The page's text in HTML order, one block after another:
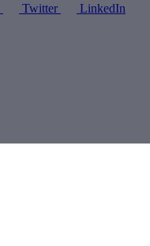
Twitter LinkedIn